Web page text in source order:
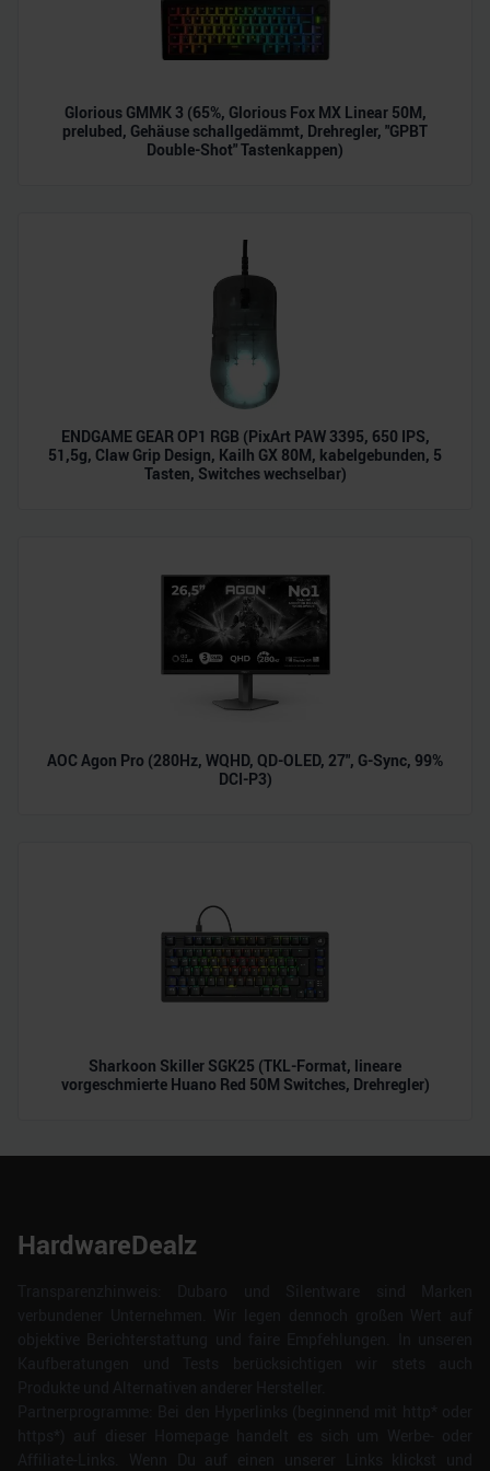
Glorious GMMK 3 (65%, Glorious Fox MX Linear 50M,
prelubed, Gehäuse schallgedämmt, Drehregler, "GPBT
Double-Shot" Tastenkappen)
ENDGAME GEAR OP1 RGB (PixArt PAW 3395, 650 IPS,
51,5g, Claw Grip Design, Kailh GX 80M, kabelgebunden, 5
Tasten, Switches wechselbar)
AOC Agon Pro (280Hz, WQHD, QD-OLED, 27", G-Sync, 99%
DCI-P3)
Sharkoon Skiller SGK25 (TKL-Format, lineare
vorgeschmierte Huano Red 50M Switches, Drehregler)
HardwareDealz